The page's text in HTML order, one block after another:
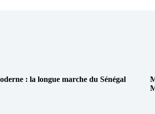
: la longue marche du Sénégal